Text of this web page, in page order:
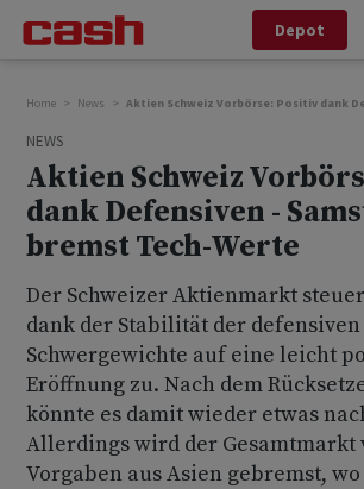
Depot
Home News Aktien Schweiz Vorbörse: Positiv dank
NEWS
Aktien Schweiz
dank Defensiven -
bremst Tech-Werte
Der Schweizer Aktienmarkt
dank der Stabilität der defensiven
Schwergewichte auf eine leicht
Eröffnung zu. Nach dem
könnte es damit wieder etwas
Allerdings wird der Gesamtmarkt
Vorgaben aus Asien gebremst, wo